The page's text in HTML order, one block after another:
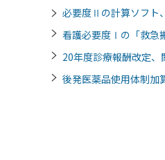
必要度Ⅱの計算ソフ
看護必要度Ⅰの「救
20年度診療報酬改定
後発医薬品使用体制